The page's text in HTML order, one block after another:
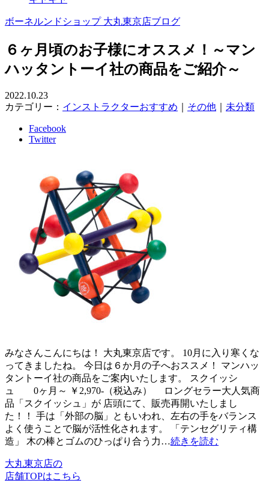
ボーネルンドショップ 大丸東京店ブログ
６ヶ月頃のお子様にオススメ！～マン
ハッタントーイ社の商品をご紹介～
2022.10.23
カテゴリー： インストラクターおすすめ その他 未分類
Facebook
Twitter
みなさんこんにちは！ 大丸東京店です。 10月に入り寒くな
ってきましたね。 今日は６か月の子へおススメ！ マンハッ
タントーイ社の商品をご案内いたします。 スクイッシ
ュ 0ヶ月～ ￥2,970-（税込み） ロングセラー大人気商
品「スクイッシュ」が 店頭にて、販売再開いたしまし
た！！ 手は「外部の脳」ともいわれ、左右の手をバランス
よく使うことで脳が活性化されます。 「テンセグリティ構
造」 木の棒とゴムのひっぱり合う力…続きを読む
大丸東京店の
店舗TOPはこちら